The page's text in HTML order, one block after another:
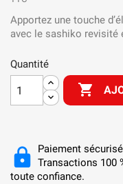
Apportez une touche
avec le sashiko revisité
Quantité

Paiement sécurisé
Transactions 100
toute confiance.